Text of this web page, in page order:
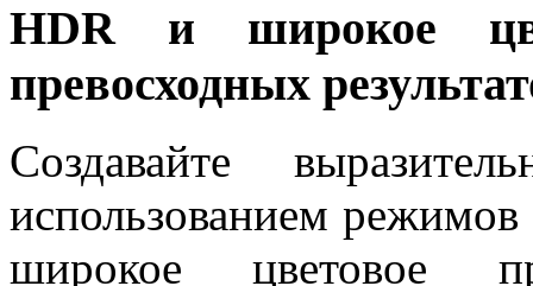
HDR и широкое
превосходных
Создавайте
использованием
широкое цветовое